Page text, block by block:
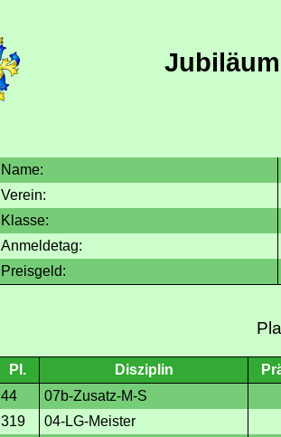
Name:
Verein:
Klasse:
Anmeldetag:
Preisgeld:
Pl. Disziplin
44
07b-Zusatz-M-S
319
04-LG-Meister